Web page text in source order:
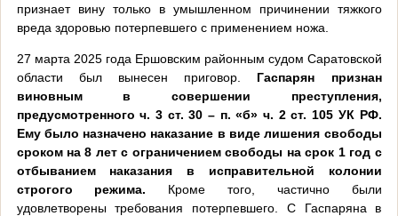
признает вину только в умышленном причинении тяжкого
вреда здоровью потерпевшего с применением ножа.
27 марта 2025 года Ершовским районным судом Саратовской
области был вынесен приговор. Гаспарян признан
виновным в совершении преступления,
предусмотренного ч. 3 ст. 30 – п. «б» ч. 2 ст. 105 УК РФ.
Ему было назначено наказание в виде лишения свободы
сроком на 8 лет с ограничением свободы на срок 1 год с
отбыванием наказания в исправительной колонии
строгого режима. Кроме того, частично были
удовлетворены требования потерпевшего. С Гаспаряна в